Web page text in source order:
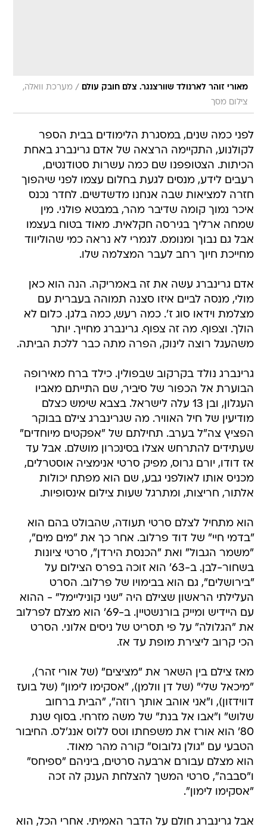
מאורי זוהר לארנולד שוורצנגר. צלם חובק עולם / מערכת וואלה,
צילום מסך
לפני כמה שנים, במסגרת הלימודים בבית הספר
לקולנוע, התקיימה הרצאה של אדם גרינברג באחת
הכיתות. הצטופפנו שם כמה עשרות סטודנטים,
רעבים לידע, מנסים לגעת בחלום עצמו לפני שיהפוך
חזרה למציאות שבה אנחנו מדשדשים. לחדר נכנס
איכר נמוך קומה שדיבר מהר, במבטא פולני. מין
שמחה ארליך בגירסה חקלאית. מאוד בטוח בעצמו
אבל גם נבוך ומנומס. לגמרי לא נראה כמי שהוליווד
מחייכת חיוך רחב לעבר המצלמה שלו.
אדם גרינברג עשה את זה באמריקה. הנה הוא כאן
מולי, מנסה לביים איזו סצנה תמוהה בעברית עם
מצלמת וידאו סוג ז'. כמה רעש, כמה בלגן. כלום לא
הולך. וצפוף. מה זה צפוף. גרינברג מחייך. יותר
משהעגל רוצה לינוק, הפרה מתה כבר ללכת הביתה.
גרינברג נולד בקרקוב שבפולין. כילד ברח מאירופה
הבוערת אל הכפור של סיביר, שם התייתם מאביו
העגלון, ובן 13 עלה לישראל. בצבא שימש כצלם
מודיעין של חיל האוויר. מה שגרינברג צילם בבוקר
הפציץ צה"ל בערב. תחילתם של "אפקטים מיוחדים"
שעתידים להתרחש אצלו בסינכרון מושלם. אבל עד
אז דודו, יורם גרוס, מפיק סרטי אנימציה אוסטרלים,
מכניס אותו לאולפני גבע, שם הוא מפתח יכולות
אלתור, חריצות, ומתרגל שעות צילום אינסופיות.
הוא מתחיל לצלם סרטי תעודה, שהבולט בהם הוא
"בדמי חיי" של דוד פרלוב. אחר כך את "מים מים",
"משמר הגבול" ואת "הכנסת הירדן", סרטי ציונות
בשחור-לבן. ב-63' הוא זוכה בפרס הצילום על
"בירושלים", גם הוא בבימויו של פרלוב. הסרט
העלילתי הראשון שצילם היה "שני קוניליימל" - ההוא
עם היידיש ומייק בורנשטיין. ב-69' הוא מצלם לפרלוב
את "הגלולה" על פי תסריט של ניסים אלוני. הסרט
הכי קרוב ליצירת מופת עד אז.
מאז צילם בין השאר את "מציצים" (של אורי זהר),
"מיכאל שלי" (של דן וולמן), "אסקימו לימון" (של בועז
דווידזון), ו"אני אוהב אותך רוזה", "הבית ברחוב
שלוש" ו"אבו אל בנת" של משה מזרחי. בסוף שנת
80' הוא אורז את משפחתו וטס ללוס אנג'לס. החיבור
הטבעי עם "גולן גלובוס" קורה מהר מאוד.
הוא מצלם עבורם ארבעה סרטים, ביניהם "ספיחס"
ו"סבבה", סרטי המשך להצלחת הענק לה זכה
"אסקימו לימון".
אבל גרינברג חולם על הדבר האמיתי. אחרי הכל, הוא